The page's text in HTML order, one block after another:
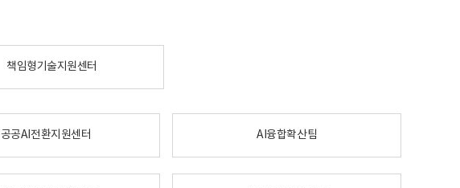
책임형기술지원센터
공공AI전환지원센터 AI융합확산팀